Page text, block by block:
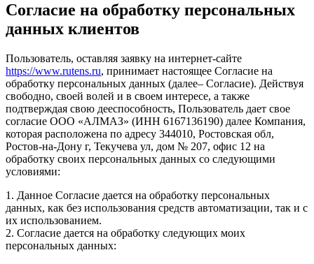
Cогласие на обработку персональных
данных клиентов
Пользователь, оставляя заявку на интернет-сайте
https://www.rutens.ru, принимает настоящее Согласие на
обработку персональных данных (далее– Согласие). Действуя
свободно, своей волей и в своем интересе, а также
подтверждая свою дееспособность, Пользователь дает свое
согласие ООО «АЛМАЗ» (ИНН 6167136190) далее Компания,
которая расположена по адресу 344010, Ростовская обл,
Ростов-на-Дону г, Текучева ул, дом № 207, офис 12 на
обработку своих персональных данных со следующими
условиями:
1. Данное Согласие дается на обработку персональных
данных, как без использования средств автоматизации, так и с
их использованием.
2. Согласие дается на обработку следующих моих
персональных данных: